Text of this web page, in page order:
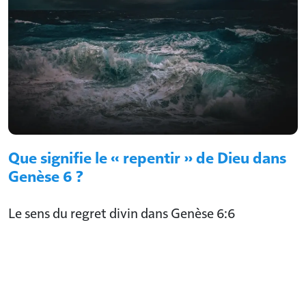
Que signifie le « repentir » de Dieu dans
Genèse 6 ?
Le sens du regret divin dans Genèse 6:6